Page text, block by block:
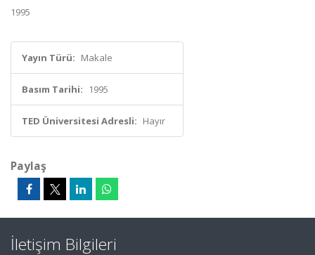
1995
Yayın Türü: Makale
Basım Tarihi: 1995
TED Üniversitesi Adresli: Hayır
Paylaş
İletişim Bilgileri